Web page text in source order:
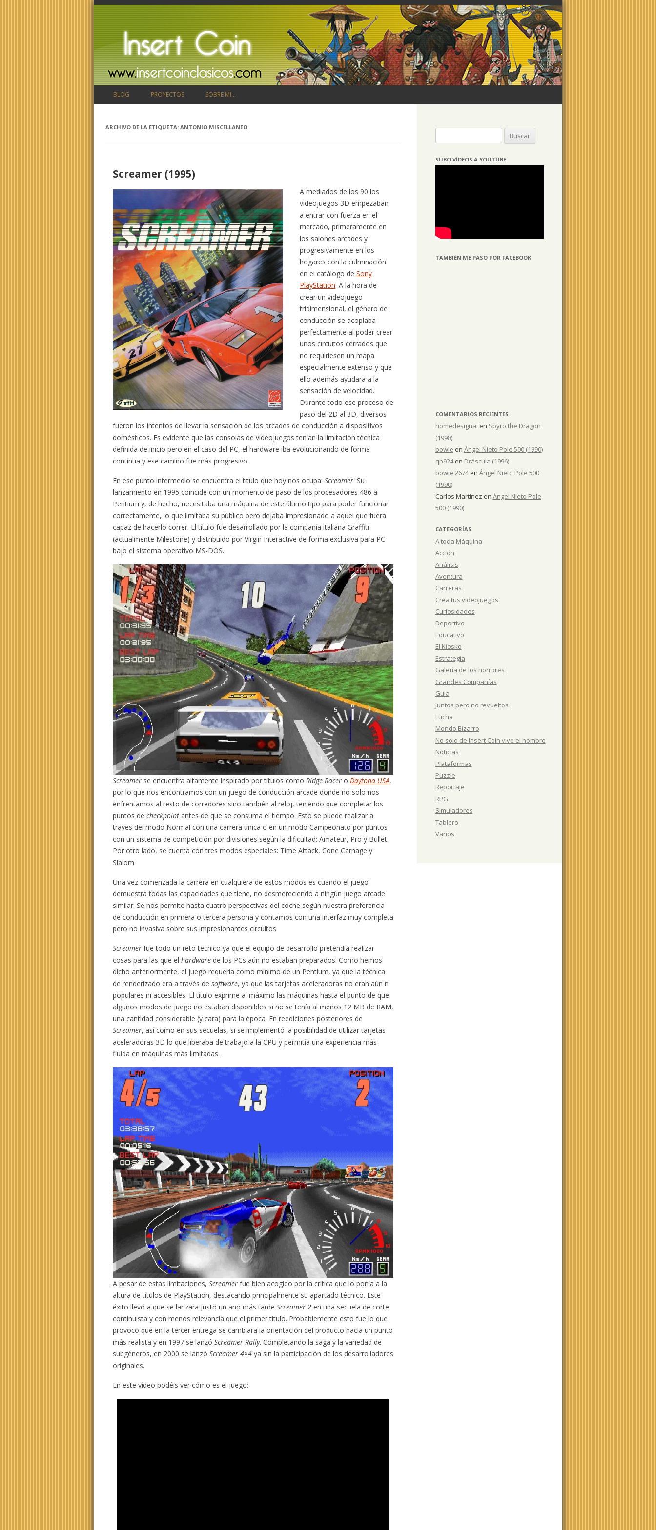
BLOG PROYECTOS SOBRE MI…
ARCHIVO DE LA ETIQUETA: ANTONIO MISCELLANEO
Screamer (1995)
A mediados de los 90 los
videojuegos 3D empezaban
a entrar con fuerza en el
mercado, primeramente en
los salones arcades y
progresivamente en los
hogares con la culminación
en el catálogo deSony
PlayStation. A la hora de
crear un videojuego
tridimensional, el género de
conducción se acoplaba
perfectamente al poder crear
unos circuitos cerrados que
no requiriesen un mapa
especialmente extenso y que
ello además ayudara a la
sensación de velocidad.
Durante todo ese proceso de
paso del 2D al 3D, diversos
fueron los intentos de llevar la sensación de los arcades de conducción a dispositivos
domésticos. Es evidente que las consolas de videojuegos tenían la limitación técnica
definida de inicio pero en el caso del PC, el hardware iba evolucionando de forma
contínua y ese camino fue más progresivo.
En ese punto intermedio se encuentra el título que hoy nos ocupa:Screamer. Su
lanzamiento en 1995 coincide con un momento de paso de los procesadores 486 a
Pentium y, de hecho, necesitaba una máquina de este último tipo para poder funcionar
correctamente, lo que limitaba su público pero dejaba impresionado a aquel que fuera
capaz de hacerlo correr. El título fue desarrollado por la compañía italiana Graffiti
(actualmente Milestone) y distribuido por Virgin Interactive de forma exclusiva para PC
bajo el sistema operativo MS-DOS.
Screamer se encuentra altamente inspirado por títulos como Ridge Racer o Daytona USA,
por lo que nos encontramos con un juego de conducción arcade donde no solo nos
enfrentamos al resto de corredores sino también al reloj, teniendo que completar los
puntos decheckpoint antes de que se consuma el tiempo. Esto se puede realizar a
traves del modo Normal con una carrera única o en un modo Campeonato por puntos
con un sistema de competición por divisiones según la dificultad: Amateur, Pro y Bullet.
Por otro lado, se cuenta con tres modos especiales: Time Attack, Cone Carnage y
Slalom.
Una vez comenzada la carrera en cualquiera de estos modos es cuando el juego
demuestra todas las capacidades que tiene, no desmereciendo a ningún juego arcade
similar. Se nos permite hasta cuatro perspectivas del coche según nuestra preferencia
de conducción en primera o tercera persona y contamos con una interfaz muy completa
pero no invasiva sobre sus impresionantes circuitos.
Screamer fue todo un reto técnico ya que el equipo de desarrollo pretendía realizar
cosas para las que elhardware de los PCs aún no estaban preparados. Como hemos
dicho anteriormente, el juego requería como mínimo de un Pentium, ya que la técnica
de renderizado era a través desoftware, ya que las tarjetas aceleradoras no eran aún ni
populares ni accesibles. El título exprime al máximo las máquinas hasta el punto de que
algunos modos de juego no estaban disponibles si no se tenía al menos 12 MB de RAM,
una cantidad considerable (y cara) para la época. En reediciones posteriores de
Screamer, así como en sus secuelas, si se implementó la posibilidad de utilizar tarjetas
aceleradoras 3D lo que liberaba de trabajo a la CPU y permitía una experiencia más
fluida en máquinas más limitadas.
A pesar de estas limitaciones,Screamer fue bien acogido por la crítica que lo ponía a la
altura de títulos de PlayStation, destacando principalmente su apartado técnico. Este
éxito llevó a que se lanzara justo un año más tardeScreamer 2 en una secuela de corte
continuista y con menos relevancia que el primer título. Probablemente esto fue lo que
provocó que en la tercer entrega se cambiara la orientación del producto hacia un punto
más realista y en 1997 se lanzóScreamer Rally. Completando la saga y la variedad de
subgéneros, en 2000 se lanzóScreamer 4×4 ya sin la participación de los desarrolladores
originales.
En este vídeo podéis ver cómo es el juego:
SUBO VÍDEOS A YOUTUBE
TAMBIÉN ME PASO POR FACEBOOK
COMENTARIOS RECIENTES
homedesignai en Spyro the Dragon
(1998)
bowie en Ángel Nieto Pole 500 (1990)
qp924en Dráscula (1996)
bowie 2674en Ángel Nieto Pole 500
(1990)
Carlos Martínez en Ángel Nieto Pole
500 (1990)
CATEGORÍAS
A toda Máquina
Acción
Análisis
Aventura
Carreras
Crea tus videojuegos
Curiosidades
Deportivo
Educativo
El Kiosko
Estrategia
Galería de los horrores
Grandes Compañías
Guia
Juntos pero no revueltos
Lucha
Mondo Bizarro
No solo de Insert Coin vive el hombre
Noticias
Plataformas
Puzzle
Reportaje
RPG
Simuladores
Tablero
Varios